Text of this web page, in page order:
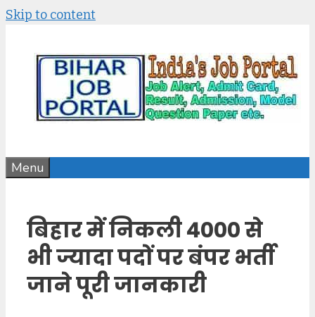
Skip to content
Menu
बिहार में निकली 4000 से
भी ज्यादा पदों पर बंपर भर्ती
जाने पूरी जानकारी